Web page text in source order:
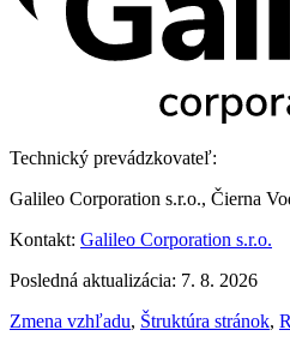
Technický prevádzkovateľ:
Galileo Corporation s.r.o., Čierna
Kontakt: Galileo Corporation s.r.o.
Posledná aktualizácia: 7. 8. 2026
Zmena vzhľadu, Štruktúra stránok,